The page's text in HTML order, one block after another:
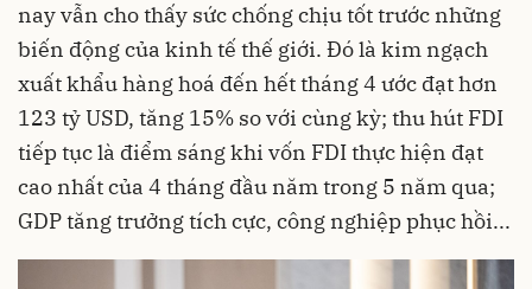
nay vẫn cho thấy sức chống chịu tốt trước những
biến động của kinh tế thế giới. Đó là kim ngạch
xuất khẩu hàng hoá đến hết tháng 4 ước đạt hơn
123 tỷ USD, tăng 15% so với cùng kỳ; thu hút FDI
tiếp tục là điểm sáng khi vốn FDI thực hiện đạt
cao nhất của 4 tháng đầu năm trong 5 năm qua;
GDP tăng trưởng tích cực, công nghiệp phục hồi...